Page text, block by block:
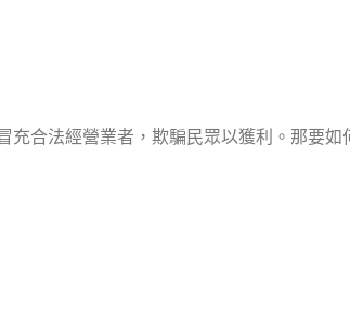
合法經營業者，欺騙民眾以獲利。那要